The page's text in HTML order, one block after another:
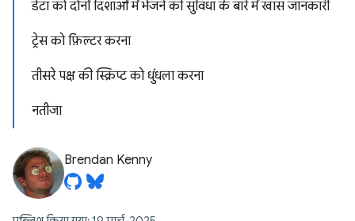
डेटा को दोनों दिशाओं में भेजने की सुविधा के बारे में खास जानकारी
ट्रेस को फ़िल्टर करना
तीसरे पक्ष की स्क्रिप्ट को धुंधला करना
नतीजा
Brendan Kenny